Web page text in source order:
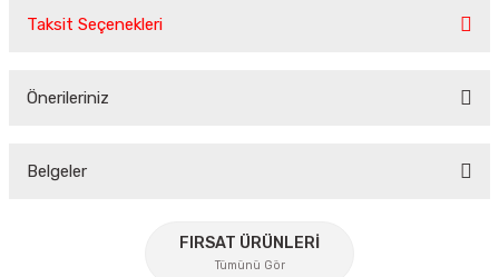
Taksit Seçenekleri
Önerileriniz
konularda yetersiz gördüğünüz noktaları öneri formunu
Ürün resmi kalitesiz, bozuk veya görüntülenemiyor.
Belgeler
FIRSAT ÜRÜNLERİ
Tümünü Gör